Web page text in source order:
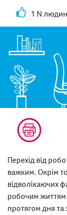
1 N
Перехід від
важким. Окрім
відволікаючих
робочим життям
протягом дня та